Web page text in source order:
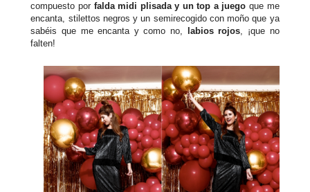
compuesto por falda midi plisada y un top a juego que me
encanta, stilettos negros y un semirecogido con moño que ya
sabéis que me encanta y como no,
labios rojos, ¡que no
falten!